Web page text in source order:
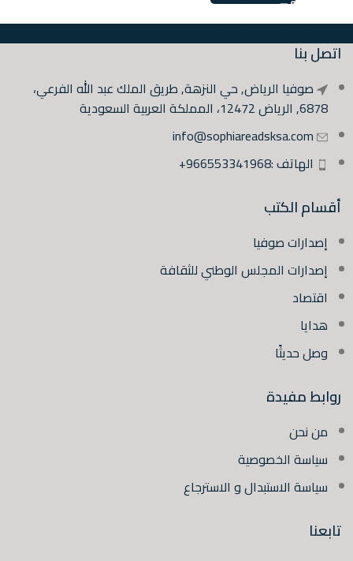
اتصل بنا
صوفيا الرياض, حي النزهة, طريق الملك عبد الله الفرعي،
6878, الرياض 12472، المملكة العربية السعودية
info@sophiareadsksa.com
الهاتف :966553341968+
أقسام الكتب
إصدارات صوفيا
إصدارات المجلس الوطني للثقافة
اقتصاد
هدايا
وصل حديثًا
روابط مفيدة
من نحن
سياسة الخصوصية
سياسة الاستبدال و الاسترجاع
تابعنا